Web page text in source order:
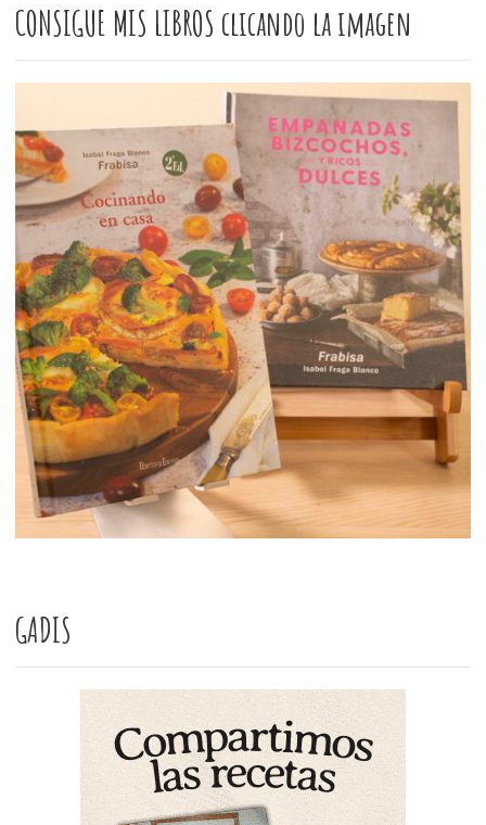
CONSIGUE MIS LIBROS clicando la imagen
GADIS